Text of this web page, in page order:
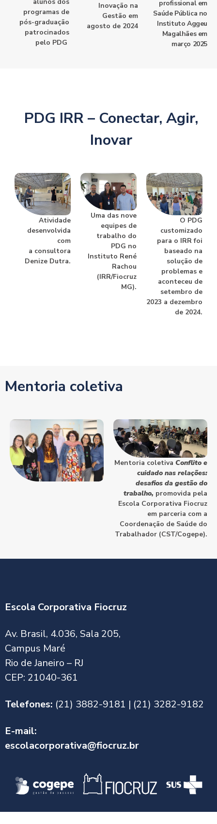
programas de
pós-graduação
patrocinados
pelo PDG
Inovação na
Gestão em
agosto de 2024
profissional em
Saúde Pública no
Instituto Aggeu
Magalhães em
março 2025
Atividade
desenvolvida
com
a consultora
Denize Dutra.
Uma das nove
equipes de
trabalho do
PDG no
Instituto René
Rachou
(IRR/Fiocruz
MG).
O PDG
customizado
para o IRR foi
baseado na
solução de
problemas e
aconteceu de
setembro de
2023 a dezembro
de 2024.
PDG IRR – Conectar, Agir,
Inovar
Mentoria coletiva Conflito e
cuidado nas relações:
desafios da gestão do
trabalho, promovida pela
Escola Corporativa Fiocruz
em parceria com a
Coordenação de Saúde do
Trabalhador (CST/Cogepe).
Mentoria coletiva
Escola Corporativa Fiocruz
Av. Brasil, 4.036, Sala 205,
Campus Maré
Rio de Janeiro – RJ
CEP: 21040-361
Telefones: (21) 3882-9181 | (21) 3282-9182
E-mail:
escolacorporativa@fiocruz.br